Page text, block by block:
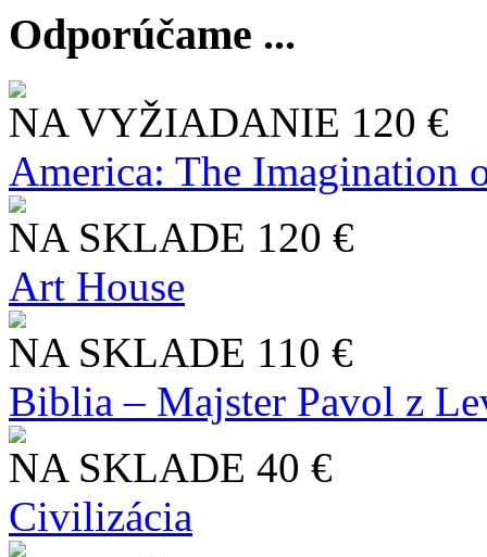
Odporúčame ...
NA VYŽIADANIE 120 €
America: The Imagination
NA SKLADE 120 €
Art House
NA SKLADE 110 €
Biblia – Majster Pavol z
NA SKLADE 40 €
Civilizácia